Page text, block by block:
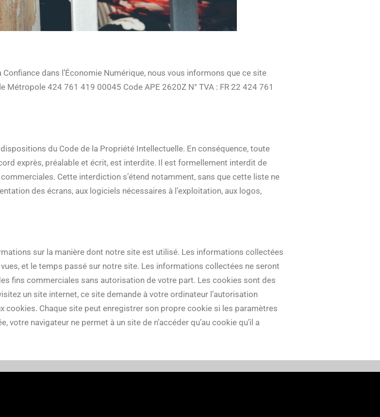
dans l’Économie Numérique, nous vous informons que ce site
Métropole 424 761 419 00045 Code APE 2620Z N° TVA : FR 22 424 761
du Code de la Propriété Intellectuelle. En conséquence, toute
exprès, préalable et écrit, est interdite. Il est formellement interdit de
Cette interdiction s’étend notamment, sans que cette liste ne
des écrans, aux logiciels nécessaires à l’exploitation, aux logos,
sur la manière dont notre site est utilisé. Les informations collectées
et le temps passé sur notre site. Les informations collectées ne seront
fins commerciales sans autorisation de votre part. Les cookies sont des
un site internet, ce site demande à votre ordinateur l’autorisation
cookies. Chaque site peut enregistrer son propre cookie si les paramètres
navigateur ne permet à un site de n’accéder qu’au cookie qu’il a